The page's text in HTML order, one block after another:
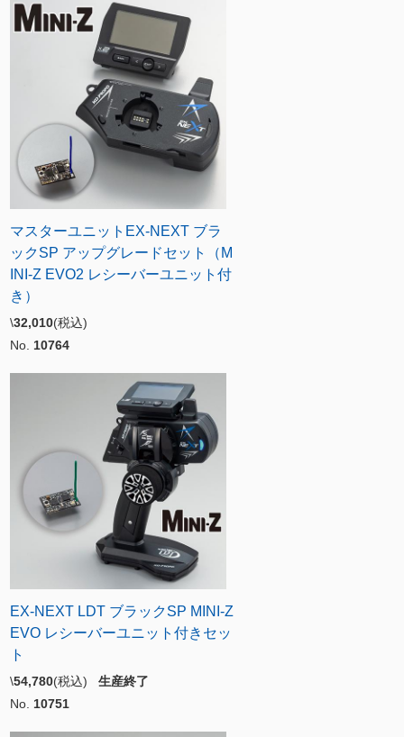
マスターユニットEX-NEXT ブラ
ックSP アップグレードセット（M
INI-Z EVO2 レシーバーユニット付
き）
\32,010(税込)
No. 10764
EX-NEXT LDT ブラックSP MINI-Z
EVO レシーバーユニット付きセッ
ト
\54,780(税込) 生産終了
No. 10751